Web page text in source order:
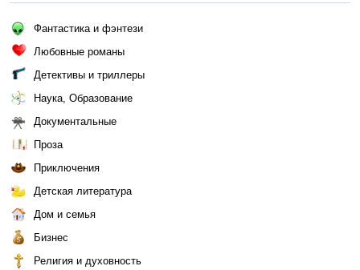
Фантастика и фэнтези
Любовные романы
Детективы и триллеры
Наука, Образование
Документальные
Проза
Приключения
Детская литература
Дом и семья
Бизнес
Религия и духовность